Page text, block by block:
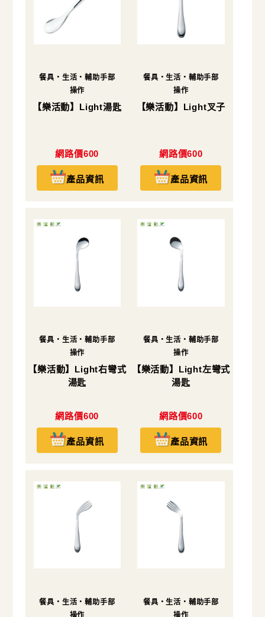
餐具・生活・輔助手部
操作
【樂活動】Light湯匙
網路價600
產品資訊
餐具・生活・輔助手部
操作
【樂活動】Light叉子
網路價600
產品資訊
餐具・生活・輔助手部
操作
【樂活動】Light右彎式
湯匙
網路價600
產品資訊
餐具・生活・輔助手部
操作
【樂活動】Light左彎式
湯匙
網路價600
產品資訊
餐具・生活・輔助手部
操作
餐具・生活・輔助手部
操作